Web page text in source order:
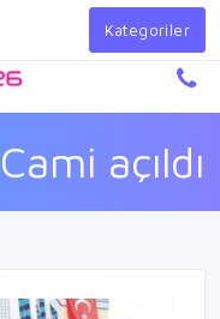
Giriş Yap
açıldı
Kategoriler